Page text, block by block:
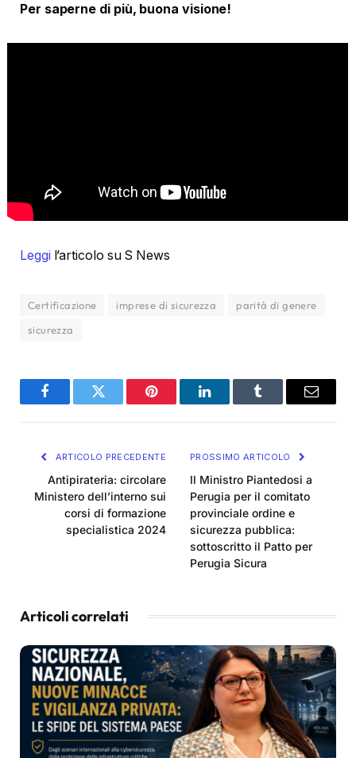
Per saperne di più, buona visione!
Leggi l’articolo su S News
Certificazione imprese di sicurezza
parità di genere
sicurezza
FacebookTwitter Pinterest LinkedInTumblr Email
ARTICOLO PRECEDENTE
Antipirateria: circolare
Ministero dell’interno sui
corsi di formazione
specialistica 2024
PROSSIMO ARTICOLO
Il Ministro Piantedosi a
Perugia per il comitato
provinciale ordine e
sicurezza pubblica:
sottoscritto il Patto per
Perugia Sicura
Articoli correlati